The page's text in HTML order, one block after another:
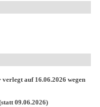
auf 16.06.2026 wegen
09.06.2026)